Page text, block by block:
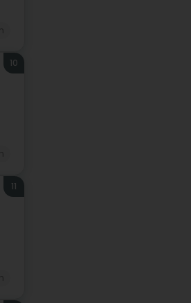
10
11